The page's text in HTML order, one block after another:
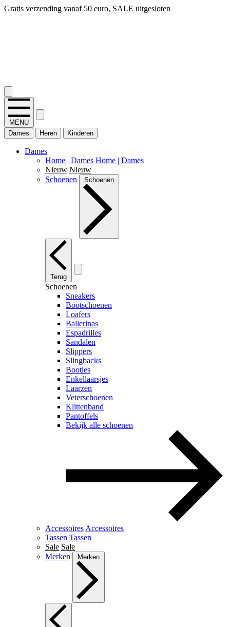
Gratis verzending vanaf 50 euro, SALE uitgesloten
MENU
Dames
Heren Kinderen
Dames
Home | Dames Home | Dames
Nieuw Nieuw
Schoenen
Schoenen
Terug
Schoenen
Sneakers
Bootschoenen
Loafers
Ballerinas
Espadrilles
Sandalen
Slippers
Slingbacks
Booties
Enkellaarsjes
Laarzen
Veterschoenen
Klittenband
Pantoffels
Bekijk alle schoenen
Accessoires Accessoires
Tassen Tassen
Sale Sale
Merken
Merken